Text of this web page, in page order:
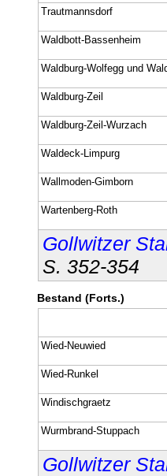
Trautmannsdorf
Waldbott-Bassenheim
Waldburg-Wolfegg und
Waldburg-Zeil
Waldburg-Zeil-Wurzach
Waldeck-Limpurg
Wallmoden-Gimborn
Wartenberg-Roth
Gollwitzer
S. 352-354
Bestand (Forts.)
Wied-Neuwied
Wied-Runkel
Windischgraetz
Wurmbrand-Stuppach
Gollwitzer